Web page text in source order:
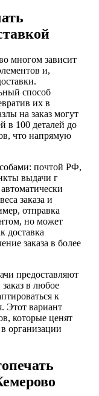
многом зависит
и,
способ
их в
на заказ могут
в 100 деталей до
что напрямую
почтой РФ,
выдачи г
заказа и
отправка
но может
доставка
заказа в более
предоставляют
в любое
к
Этот вариант
которые ценят
организации